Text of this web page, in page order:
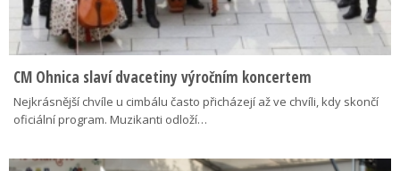
CM Ohnica slaví dvacetiny výročním koncertem
Nejkrásnější chvíle u cimbálu často přicházejí až ve chvíli, kdy skončí
oficiální program. Muzikanti odloží…